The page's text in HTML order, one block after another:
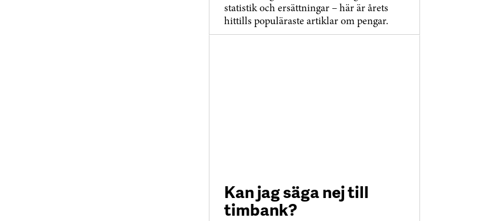
statistik och ersättningar – här är årets
hittills populäraste artiklar om pengar.
Kan jag säga nej till
timbank?